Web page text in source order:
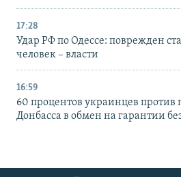
17:28
Удар РФ по Одессе: поврежден
человек – власти
16:59
60 процентов украинцев против
Донбасса в обмен на гарантии